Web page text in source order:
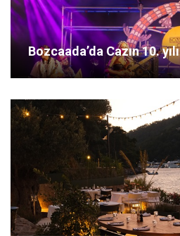
Bozcaada’da Cazın 10. yılı